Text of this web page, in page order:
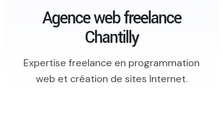
Agence web freelance
Chantilly
Expertise freelance en programmation
web et création de sites Internet.